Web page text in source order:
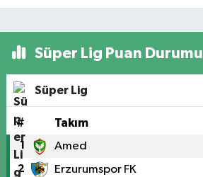
Süper Lig Puan Durumu
Süper Lig
# Takım
1 Amed
2 Erzurumspor FK